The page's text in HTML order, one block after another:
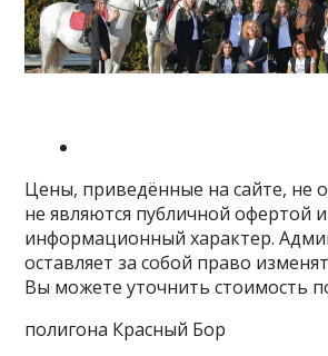
Цены, приведённые на сайте, не
не являются публичной офертой и
информационный характер.
оставляет за собой право
Вы можете уточнить стоимость
полигона Красный Бор